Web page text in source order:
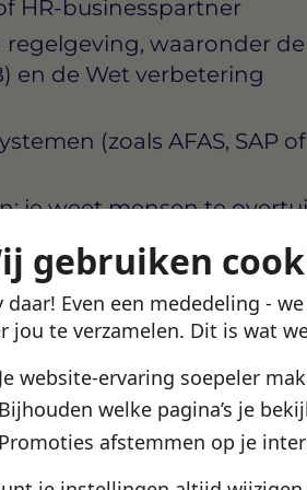
gebruiken
daar! Even een mededeling -
jou te verzamelen. Dit is wat
Je website-ervaring soepeler
Bijhouden welke pagina’s je
Promoties afstemmen op je
HR-businesspartner
waaronder
en de Wet verbetering
(zoals AFAS, SAP of
je weet mensen te
verliezen
en hart in balans en
informatie
in Den Haag die HR
De HR Business
maar een